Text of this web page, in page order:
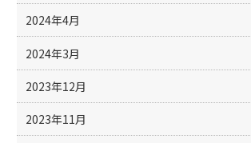
2024年4月
2024年3月
2023年12月
2023年11月